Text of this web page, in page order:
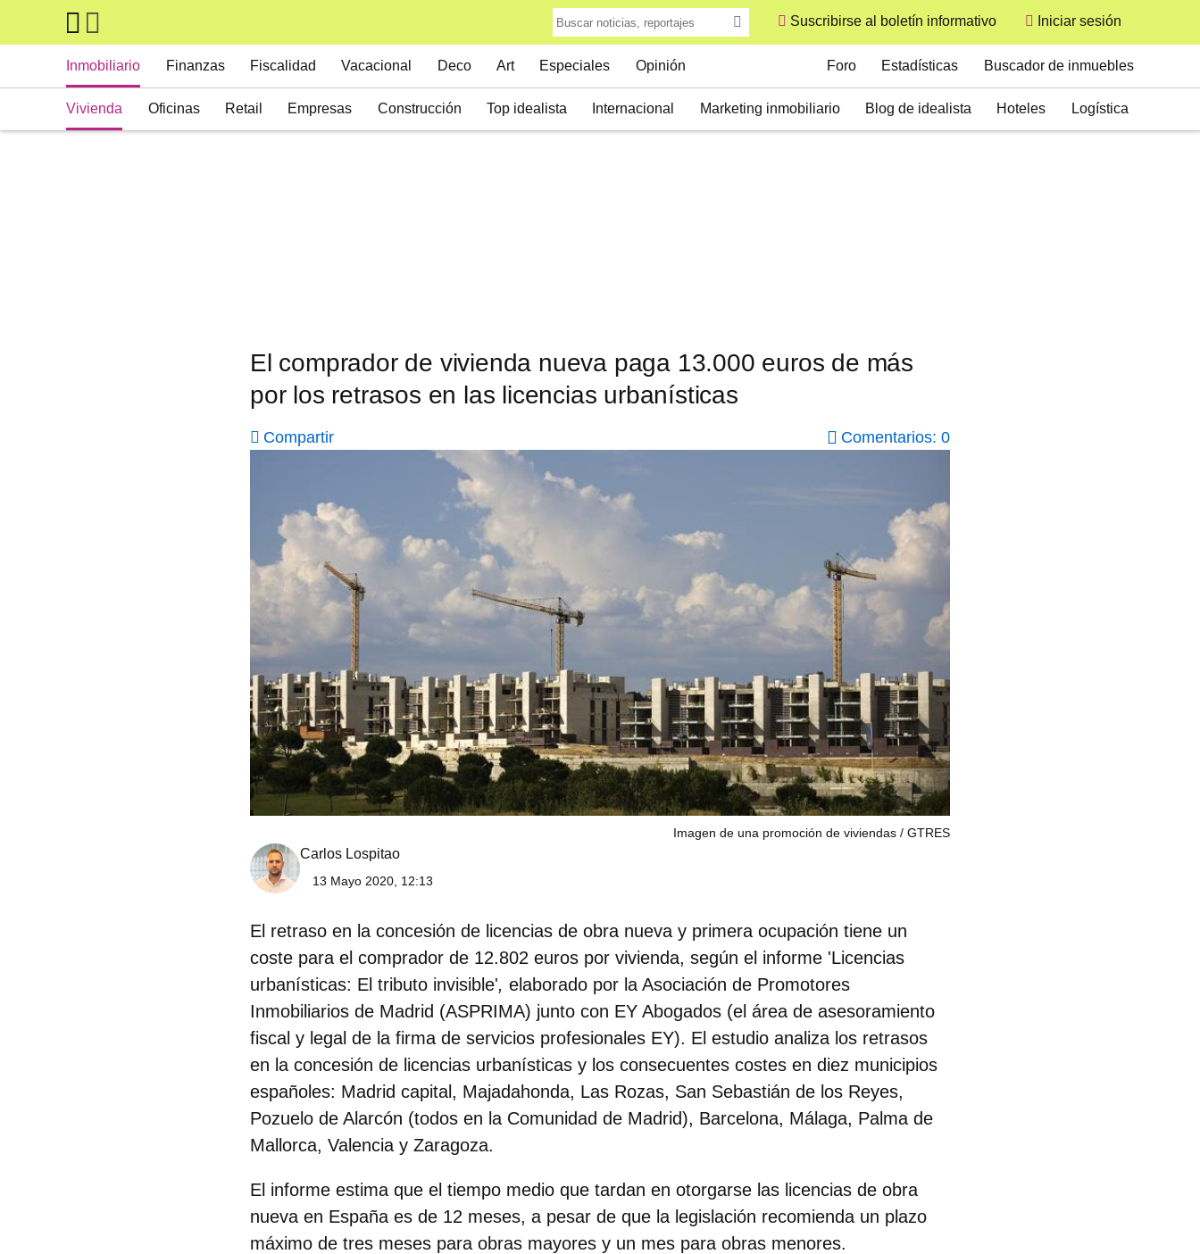
Skip to main content
Suscribirse al boletín informativo
User
Iniciar sesión
Inmobiliario
Vivienda Oficinas Retail Empresas Construcción Top idealista Internacional Marketing inmobiliario Blog de idealista Hoteles Logística
Finanzas Fiscalidad Vacacional Deco Art Especiales Opinión Foro Estadísticas Buscador de inmuebles
El comprador de vivienda nueva paga 13.000 euros de más
por los retrasos en las licencias urbanísticas
Compartir Comentarios: 0
Imagen de una promoción de viviendas GTRES
Carlos Lospitao
13 Mayo 2020, 12:13
El retraso en la concesión de licencias de obra nueva y primera ocupación tiene un
coste para el comprador de 12.802 euros por vivienda, según el informe 'Licencias
urbanísticas: El tributo invisible', elaborado por la Asociación de Promotores
Inmobiliarios de Madrid (ASPRIMA) junto con EY Abogados (el área de asesoramiento
fiscal y legal de la firma de servicios profesionales EY). El estudio analiza los retrasos
en la concesión de licencias urbanísticas y los consecuentes costes en diez municipios
españoles: Madrid capital, Majadahonda, Las Rozas, San Sebastián de los Reyes,
Pozuelo de Alarcón (todos en la Comunidad de Madrid), Barcelona, Málaga, Palma de
Mallorca, Valencia y Zaragoza.
El informe estima que el tiempo medio que tardan en otorgarse las licencias de obra
nueva en España es de 12 meses, a pesar de que la legislación recomienda un plazo
máximo de tres meses para obras mayores y un mes para obras menores.